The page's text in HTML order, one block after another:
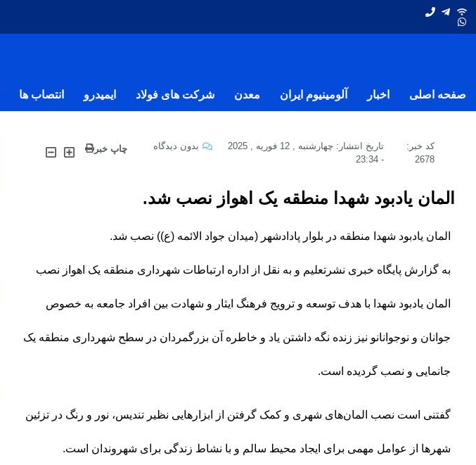
صفحه اصلی
اخبار آلومینیوم ایران معدن شرکت های فولاد ایمیدرو انتصاب ها
کد خبر:
2678
تاریخ انتشار: چهارشنبه , 12 فوریه , 2025
-
23:34
بدون دیدگاه چاپ خبر
المان یادبود شهدا منطقه یک اهواز نصب شد.
المان یادبود شهدا منطقه در بلوار پادادشهر (میدان جواد الائمه (ع)) نصب شد.
به گزارش پایگاه خبری نشرتعلیم و به نقل از اداره ارتباطات شهرداری منطقه یک اهواز نصب
المان یادبود شهدا با هدف توسعه و ترویج فرهنگ ایثار و شهادت بین افراد جامعه به خصوص
جوانان و نوجوانانو نیز زنده نگه داشتن یاد و خاطره آن بزرگمردان در سطح شهرداری منطقه یک
جانمایی و نصب گردیده است.
گفتنی است نصب المان‌های شهری و کمک گرفتن از ابزارهایی نظیر تندیس، نور و رنگ در تزئین
شهرها از عوامل مهمی برای ایجاد محیط سالم و با نشاط زندگی برای شهروندان است.